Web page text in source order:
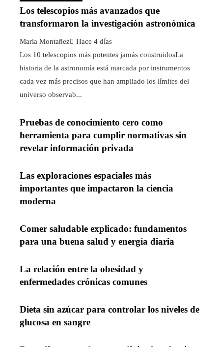
Los telescopios más avanzados que
transformaron la investigación astronómica
Maria Montañez
Hace 4 días
Los 10 telescopios más potentes jamás construidosLa
historia de la astronomía está marcada por instrumentos
cada vez más precisos que han ampliado los límites del
universo observab...
Pruebas de conocimiento cero como
herramienta para cumplir normativas sin
revelar información privada
Las exploraciones espaciales más
importantes que impactaron la ciencia
moderna
Comer saludable explicado: fundamentos
para una buena salud y energía diaria
La relación entre la obesidad y
enfermedades crónicas comunes
Dieta sin azúcar para controlar los niveles de
glucosa en sangre